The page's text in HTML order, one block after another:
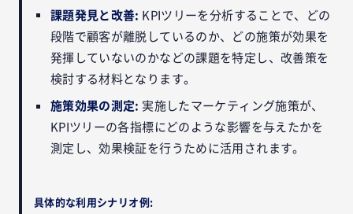
課題発見と改善: KPIツリーを分析することで、どの
段階で顧客が離脱しているのか、どの施策が効果を
発揮していないのかなどの課題を特定し、改善策を
検討する材料となります。
施策効果の測定: 実施したマーケティング施策が、
KPIツリーの各指標にどのような影響を与えたかを
測定し、効果検証を行うために活用されます。
具体的な利用シナリオ例: